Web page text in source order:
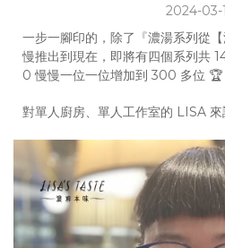
2024-03-
一步一腳印的，除了『濃湯系列從
慢推出到現在，即將有四個系列共
0 慢慢一位一位增加到 300 多位 🏆
對單人廚房、單人工作室的 LISA 來